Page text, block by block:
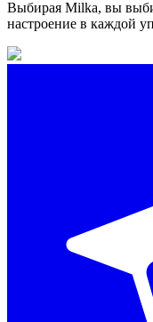
Выбирая Milka, вы
настроение в каждой